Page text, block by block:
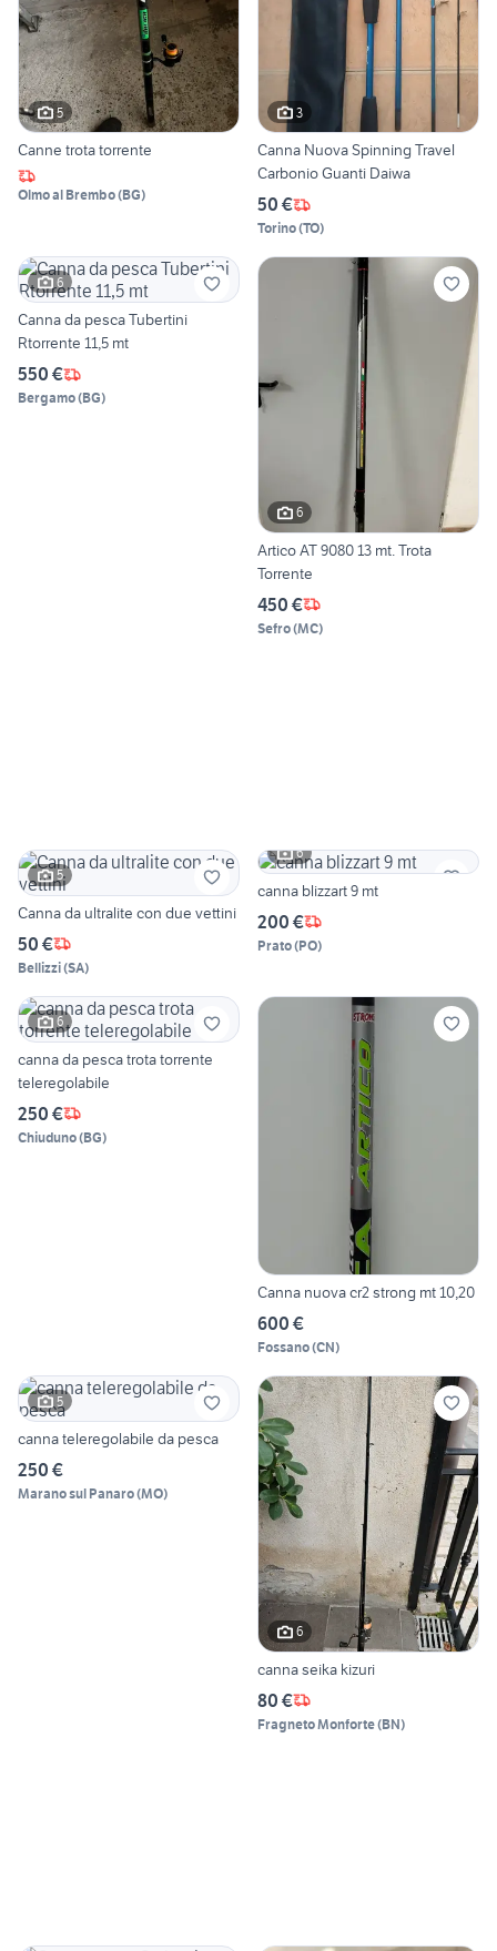
5
Canne trota torrente
Olmo al Brembo(BG)
3
Canna Nuova Spinning Travel
Carbonio Guanti Daiwa
50 €
Torino(TO)
6
Canna da pesca Tubertini
Rtorrente 11,5 mt
550 €
Bergamo(BG)
6
Artico AT 9080 13 mt. Trota
Torrente
450 €
Sefro(MC)
5
Canna da ultralite con due vettini
50 €
Bellizzi(SA)
6
canna blizzart 9 mt
200 €
Prato(PO)
6
canna da pesca trota torrente
teleregolabile
250 €
Chiuduno(BG)
Canna nuova cr2 strong mt 10,20
600 €
Fossano(CN)
5
canna teleregolabile da pesca
250 €
Marano sul Panaro(MO)
6
canna seika kizuri
80 €
Fragneto Monforte(BN)